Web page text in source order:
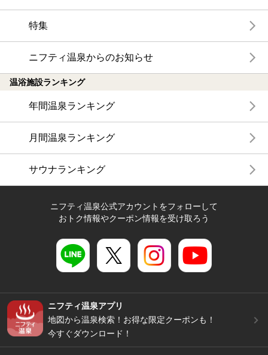
特集
ニフティ温泉からのお知らせ
温浴施設ランキング
年間温泉ランキング
月間温泉ランキング
サウナランキング
ニフティ温泉公式アカウントをフォローして
おトク情報やクーポン情報を受け取ろう
ニフティ温泉アプリ
地図から温泉検索！お得な限定クーポンも！
今すぐダウンロード！